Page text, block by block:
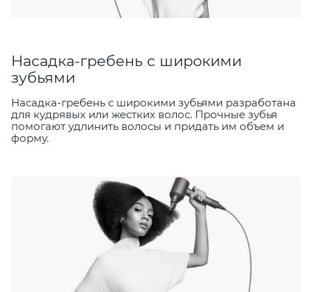
Насадка-гребень с широкими
зубьями
Насадка-гребень с широкими зубьями разработана
для кудрявых или жестких волос. Прочные зубья
помогают удлинить волосы и придать им объем и
форму.